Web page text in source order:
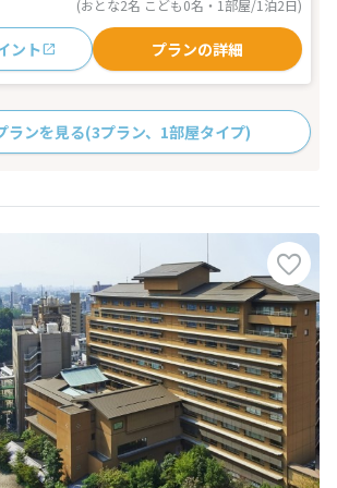
(おとな2名 こども0名・1部屋/1泊2日)
ント プランの詳細
ランを見る(3プラン、1部屋タイプ)